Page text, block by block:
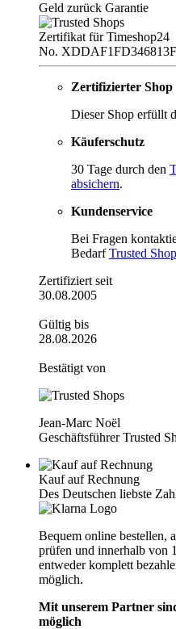
Geld zurück Garantie
Zertifikat für Timeshop24
No.
Zertifizierter Shop
Dieser Shop erfüllt
Käuferschutz
30 Tage durch den
absichern.
Kundenservice
Bei Fragen
BedarfTrusted
Zertifiziert seit
30.08.2005
Gültig bis
28.08.2026
Bestätigt von
Jean-Marc Noël
Geschäftsführer Trusted
Kauf auf Rechnung
Des Deutschen liebste
Bequem online bestellen,
prüfen und innerhalb von
entweder komplett
möglich.
Mit unserem Partner
möglich